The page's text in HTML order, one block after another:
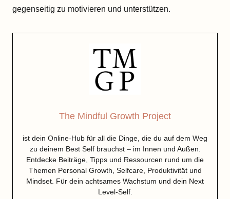
gegenseitig zu motivieren und unterstützen.
The Mindful Growth Project
ist dein Online-Hub für all die Dinge, die du auf dem Weg
zu deinem Best Self brauchst – im Innen und Außen.
Entdecke Beiträge, Tipps und Ressourcen rund um die
Themen Personal Growth, Selfcare, Produktivität und
Mindset. Für dein achtsames Wachstum und dein Next
Level-Self.